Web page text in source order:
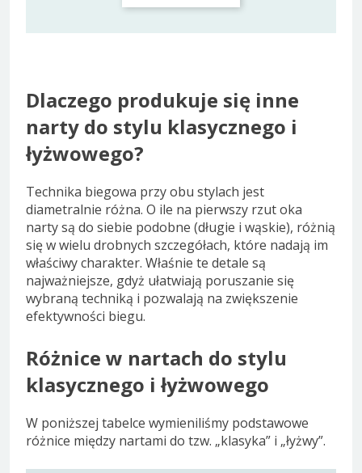
Dlaczego produkuje się inne
narty do stylu klasycznego i
łyżwowego?
Technika biegowa przy obu stylach jest
diametralnie różna. O ile na pierwszy rzut oka
narty są do siebie podobne (długie i wąskie), różnią
się w wielu drobnych szczegółach, które nadają im
właściwy charakter. Właśnie te detale są
najważniejsze, gdyż ułatwiają poruszanie się
wybraną techniką i pozwalają na zwiększenie
efektywności biegu.
Różnice w nartach do stylu
klasycznego i łyżwowego
W poniższej tabelce wymieniliśmy podstawowe
różnice między nartami do tzw. „klasyka” i „łyżwy”.